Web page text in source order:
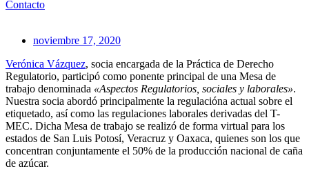
Contacto
noviembre 17, 2020
Verónica Vázquez, socia encargada de la Práctica de Derecho
Regulatorio, participó como ponente principal de una Mesa de
trabajo denominada «Aspectos Regulatorios, sociales y laborales».
Nuestra socia abordó principalmente la regulacióna actual sobre el
etiquetado, así como las regulaciones laborales derivadas del T-
MEC. Dicha Mesa de trabajo se realizó de forma virtual para los
estados de San Luis Potosí, Veracruz y Oaxaca, quienes son los que
concentran conjuntamente el 50% de la producción nacional de caña
de azúcar.